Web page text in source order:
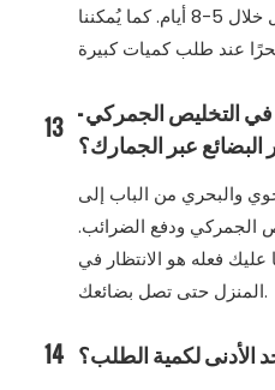
نشحن الطرود جوًا، وتصل خلال 5-8 أيام. كما يُمكننا
13 التخليص الجمركي -
عبر الجمارك؟
والبحري من الباب إلى
الجمركي ودفع الضرائب.
فعله هو الانتظار في
المنزل حتى تصل بضائعك.
14 الأدنى لكمية الطلب؟